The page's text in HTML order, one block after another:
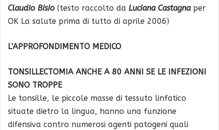
Claudio Bisio (testo raccolto da Luciana Castagnaper
OK La salute prima di tutto di aprile 2006)
L’APPROFONDIMENTO MEDICO
TONSILLECTOMIA ANCHE A 80 ANNI SE LE INFEZIONI
SONO TROPPE
Le tonsille, le piccole masse di tessuto linfatico
situate dietro la lingua, hanno una funzione
difensiva contro numerosi agenti patogeni quali